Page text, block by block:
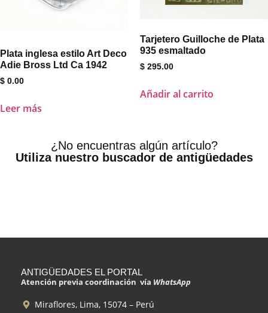
Plata inglesa estilo Art Deco
Adie Bross Ltd Ca 1942
$ 0.00
Leer más
Tarjetero Guilloche de Plata
935 esmaltado
$ 295.00
Añadir al carrito
¿No encuentras algún artículo?
Utiliza nuestro buscador de antigüedades
ANTIGÜEDADES EL PORTAL
Atención previa coordinación vía WhatsApp
Miraflores, Lima, 15074 – Perú